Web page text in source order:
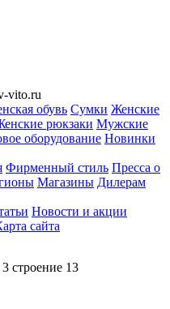
vito.ru
обувь Сумки Женские
рюкзаки Мужские
оборудование Новинки
Фирменный стиль Пресса о
Магазины Дилерам
Новости и акции
сайта
строение 13